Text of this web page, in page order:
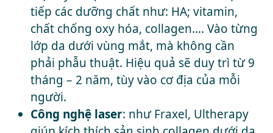
tiếp các dưỡng chất như: HA; vitamin,
chất chống oxy hóa, collagen…. Vào từng
lớp da dưới vùng mắt, mà không cần
phải phẫu thuật. Hiệu quả sẽ duy trì từ 9
tháng – 2 năm, tùy vào cơ địa của mỗi
người.
Công nghệ laser: như Fraxel, Ultherapy